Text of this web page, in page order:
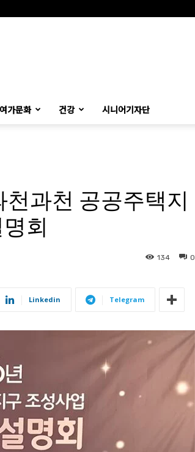
여가문화 건강 시니어기자단
과천 공공주택지
회
0
134
Linkedin Telegram